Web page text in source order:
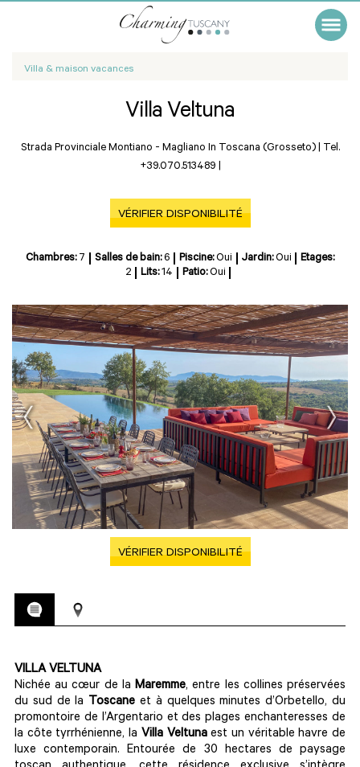
Villa & maison vacances
Villa Veltuna
Strada Provinciale Montiano - Magliano In Toscana (Grosseto) | Tel.
+39.070.513489 |
VÉRIFIER DISPONIBILITÉ
Chambres: 7 Salles de bain:6 Piscine:Oui Jardin:Oui
Etages:
2
Lits:14 Patio:Oui
VÉRIFIER DISPONIBILITÉ
VILLA VELTUNA
Nichée au cœur de laMaremme, entre les collines préservées
du sud de la
Toscane et à quelques minutes d’Orbetello, du
promontoire de l’Argentario et des plages enchanteresses de
la côte tyrrhénienne, la Villa Veltunaest un véritable havre de
luxe contemporain. Entourée de 30 hectares de paysage